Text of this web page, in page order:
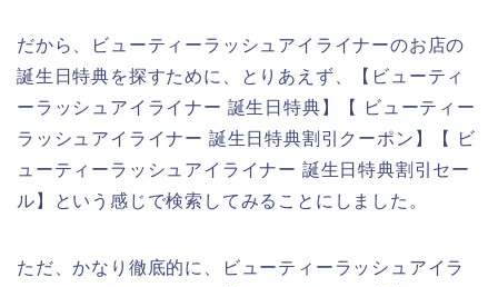
だから、ビューティーラッシュアイライナーのお店の
誕生日特典を探すために、とりあえず、【ビューティ
ーラッシュアイライナー 誕生日特典】【 ビューティー
ラッシュアイライナー 誕生日特典割引クーポン】【 ビ
ューティーラッシュアイライナー 誕生日特典割引セー
ル】という感じで検索してみることにしました。
ただ、かなり徹底的に、ビューティーラッシュアイラ